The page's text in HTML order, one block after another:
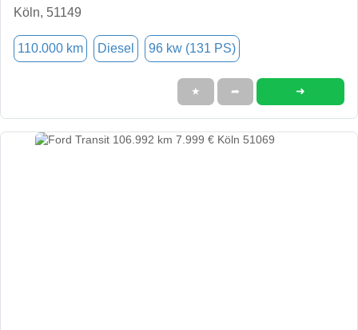
Köln, 51149
110.000 km Diesel 96 kw (131 PS)
★ ➦ ➜